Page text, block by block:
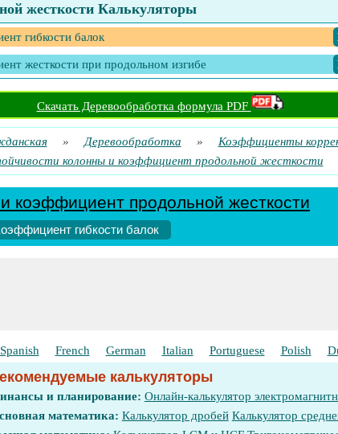
жесткости Калькуляторы
гибкости балок
жесткости при продольном изгибе
Скачать Деревообработка формула PDF
» Деревообработка » Коэффициенты
колонны и коэффициент продольной жесткости
коэффициент продольной жесткости
гибкости балок
Spanish French German Italian Portuguese Polish
калькуляторы
и планирование: Онлайн-калькулятор
математика: Калькулятор дробей Калькулятор